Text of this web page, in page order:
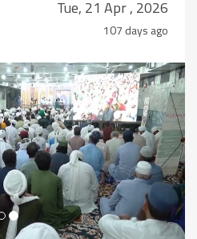
Tue, 21 Apr , 2026
107 days ago